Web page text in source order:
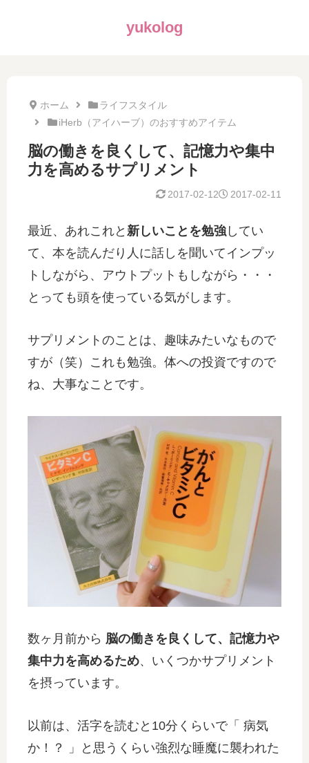
yukolog
ホーム
ライフスタイル
iHerb（アイハーブ）のおすすめアイテム
脳の働きを良くして、記憶力や集中
力を高めるサプリメント
2017-02-11
2017-02-12
最近、あれこれと 新しいことを勉強 してい
て、本を読んだり人に話しを聞いてインプッ
トしながら、アウトプットもしながら・・・
とっても頭を使っている気がします。
サプリメントのことは、趣味みたいなもので
すが（笑）これも勉強。体への投資ですので
ね、大事なことです。
数ヶ月前から 脳の働きを良くして、記憶力や
集中力を高めるため、いくつかサプリメント
を摂っています。
以前は、活字を読むと10分くらいで「 病気
か！？ 」と思うくらい強烈な睡魔に襲われた